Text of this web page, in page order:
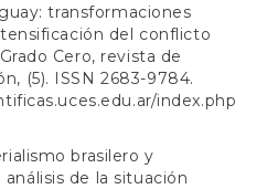
transformaciones
del conflicto
Cero, revista de
(5). ISSN 2683-9784.
index.php
brasilero y
de la situación